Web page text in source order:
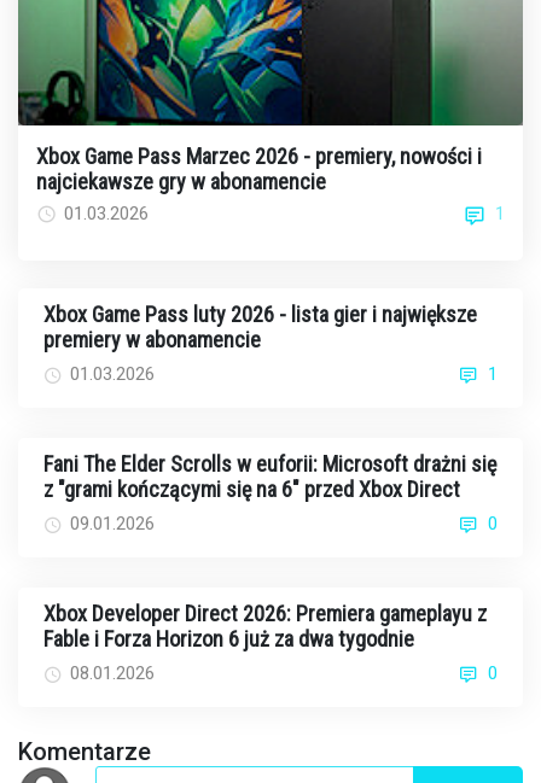
Xbox Game Pass Marzec 2026 - premiery, nowości i
najciekawsze gry w abonamencie
01.03.2026 1
Xbox Game Pass luty 2026 - lista gier i największe
premiery w abonamencie
01.03.2026 1
Fani The Elder Scrolls w euforii: Microsoft drażni się
z "grami kończącymi się na 6" przed Xbox Direct
09.01.2026 0
Xbox Developer Direct 2026: Premiera gameplayu z
Fable i Forza Horizon 6 już za dwa tygodnie
08.01.2026 0
Komentarze